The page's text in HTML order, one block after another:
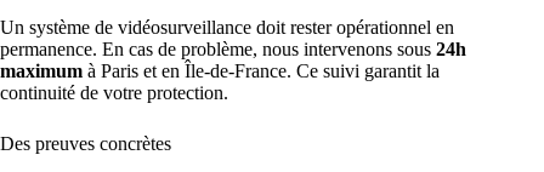
Un système de vidéosurveillance doit rester opérationnel en
permanence. En cas de problème, nous intervenons sous 24h
maximum à Paris et en Île-de-France. Ce suivi garantit la
continuité de votre protection.
Des preuves concrètes